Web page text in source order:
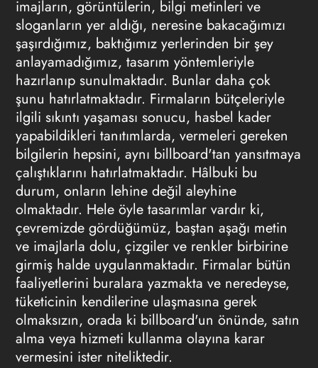
imajların, görüntülerin, bilgi metinleri ve
sloganların yer aldığı, neresine bakacağımızı
şaşırdığımız, baktığımız yerlerinden bir şey
anlayamadığımız, tasarım yöntemleriyle
hazırlanıp sunulmaktadır. Bunlar daha çok
şunu hatırlatmaktadır. Firmaların bütçeleriyle
ilgili sıkıntı yaşaması sonucu, hasbel kader
yapabildikleri tanıtımlarda, vermeleri gereken
bilgilerin hepsini, aynı billboard'tan yansıtmaya
çalıştıklarını hatırlatmaktadır. Hâlbuki bu
durum, onların lehine değil aleyhine
olmaktadır. Hele öyle tasarımlar vardır ki,
çevremizde gördüğümüz, baştan aşağı metin
ve imajlarla dolu, çizgiler ve renkler birbirine
girmiş halde uygulanmaktadır. Firmalar bütün
faaliyetlerini buralara yazmakta ve neredeyse,
tüketicinin kendilerine ulaşmasına gerek
olmaksızın, orada ki billboard'un önünde, satın
alma veya hizmeti kullanma olayına karar
vermesini ister niteliktedir.